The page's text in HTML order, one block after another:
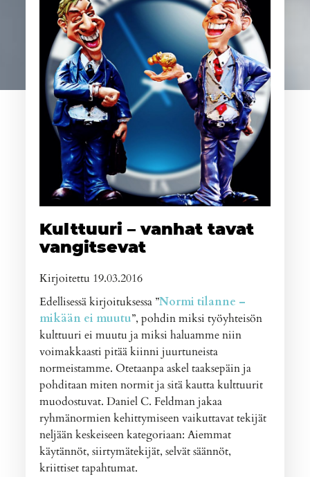
Kulttuuri – vanhat tavat
vangitsevat
Kirjoitettu 19.03.2016
Edellisessä kirjoituksessa ”Normi tilanne –
mikään ei muutu”, pohdin miksi työyhteisön
kulttuuri ei muutu ja miksi haluamme niin
voimakkaasti pitää kiinni juurtuneista
normeistamme. Otetaanpa askel taaksepäin ja
pohditaan miten normit ja sitä kautta kulttuurit
muodostuvat. Daniel C. Feldman jakaa
ryhmänormien kehittymiseen vaikuttavat tekijät
neljään keskeiseen kategoriaan: Aiemmat
käytännöt, siirtymätekijät, selvät säännöt,
kriittiset tapahtumat.